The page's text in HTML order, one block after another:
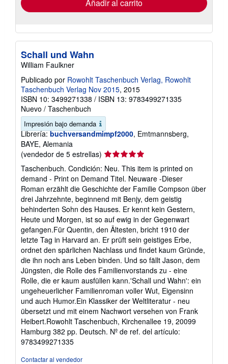
Añadir al carrito
Schall und Wahn
William Faulkner
Publicado por Rowohlt Taschenbuch Verlag, Rowohlt
Taschenbuch Verlag Nov 2015, 2015
ISBN 10: 3499271338 / ISBN 13: 9783499271335
Nuevo / Taschenbuch
Impresión bajo demanda
Librería: buchversandmimpf2000, Emtmannsberg,
BAYE, Alemania
(vendedor de 5 estrellas) Calificación
del
vendedor:
5
de
5
estrellas
Taschenbuch. Condición: Neu. This item is printed on
demand - Print on Demand Titel. Neuware -Dieser
Roman erzählt die Geschichte der Familie Compson über
drei Jahrzehnte, beginnend mit Benjy, dem geistig
behinderten Sohn des Hauses. Er kennt kein Gestern,
Heute und Morgen, ist so auf ewig in der Gegenwart
gefangen.Für Quentin, den Ältesten, bricht 1910 der
letzte Tag in Harvard an. Er prüft sein geistiges Erbe,
ordnet den spärlichen Nachlass und findet kaum Gründe,
die ihn noch ans Leben binden. Und so fällt Jason, dem
Jüngsten, die Rolle des Familienvorstands zu - eine
Rolle, die er kaum ausfüllen kann.'Schall und Wahn': ein
ungeheuerlicher Familienroman voller Wut, Eigensinn
und auch Humor.Ein Klassiker der Weltliteratur - neu
übersetzt und mit einem Nachwort versehen von Frank
Heibert.Rowohlt Taschenbuch, Kirchenallee 19, 20099
Hamburg 382 pp. Deutsch. Nº de ref. del artículo:
9783499271335
Contactar al vendedor